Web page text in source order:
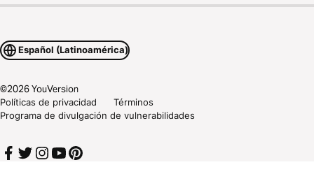
Español (Latinoamérica)
©2026YouVersion
Políticas de privacidad
Términos
Programa de divulgación de vulnerabilidades